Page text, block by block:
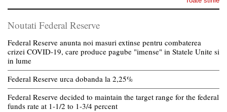
Noutati Federal Reserve
Federal Reserve anunta noi masuri extinse pentru combaterea
crizei COVID-19, care produce pagube "imense" in Statele Unite si
in lume
Federal Reserve urca dobanda la 2,25%
Federal Reserve decided to maintain the target range for the federal
funds rate at 1-1/2 to 1-3/4 percent